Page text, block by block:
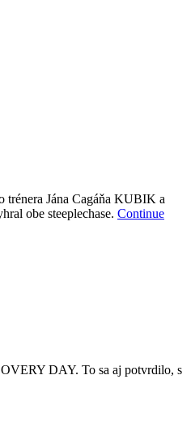
trénera Jána Cagáňa KUBIK a
obe steeplechase. Continue
DAY. To sa aj potvrdilo, s